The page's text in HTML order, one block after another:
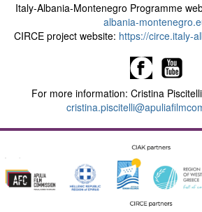
Italy-Albania-Montenegro Programme
albania-
CIRCE project website: https://circe.italy-
For more information: Cristina